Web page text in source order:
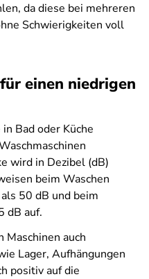
da diese bei mehreren
Schwierigkeiten voll
einen niedrigen
Bad oder Küche
wird in Dezibel (dB)
beim Waschen
50 dB und beim
dB auf.
Maschinen auch
Lager, Aufhängungen
positiv auf die